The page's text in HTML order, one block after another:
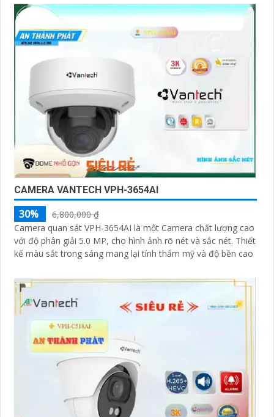
CAMERA VANTECH VPH-3654AI
30%
6,800,000 ₫
Camera quan sát VPH-3654AI là một Camera chất lượng cao
với độ phân giải 5.0 MP, cho hình ảnh rõ nét và sắc nét. Thiết
kế màu sắt trong sáng mang lại tính thẩm mỹ và độ bền cao